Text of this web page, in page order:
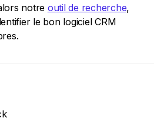
notre outil de recherche,
le bon logiciel CRM